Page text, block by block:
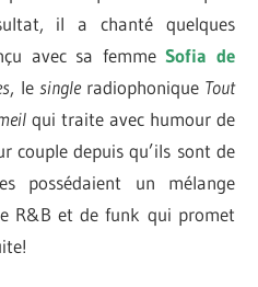
il a chanté quelques
avec sa femmeSofia de
, le singleradiophonique Tout
qui traite avec humour de
couple depuis qu’ils sont de
possédaient un mélange
R&B et de funk qui promet